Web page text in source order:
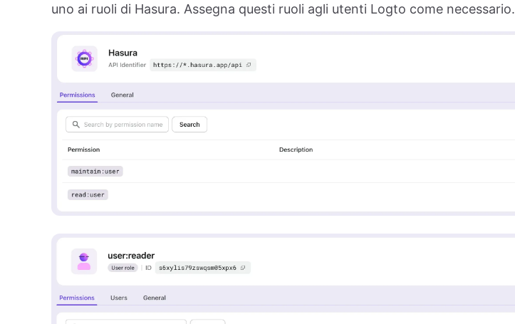
uno ai ruoli di Hasura. Assegna questi ruoli agli utenti Logto come necessario.